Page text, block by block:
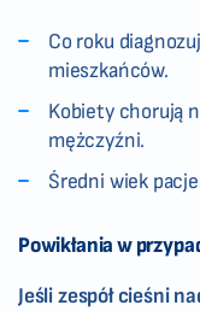
Co roku
mieszkańców.
Kobiety chorują
mężczyźni.
Średni wiek
Powikłania w
Jeśli zespół cieśni